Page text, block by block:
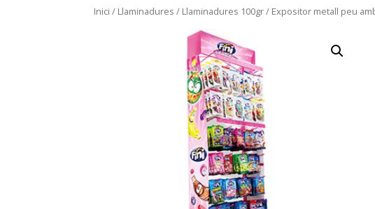
Inici / Llaminadures / Llaminadures 100gr/ Expositor metall peu